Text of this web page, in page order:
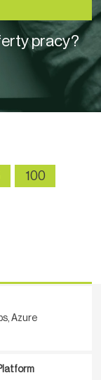
pracy?
100
Azure